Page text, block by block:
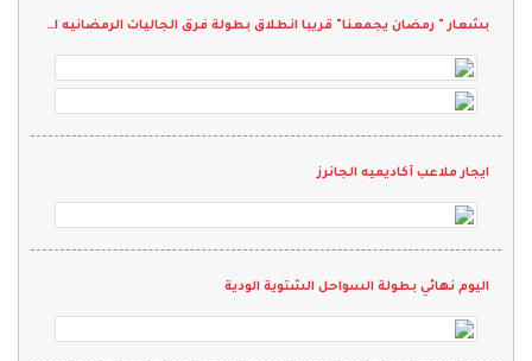
بشعار " رمضان يجمعنا" قريبا انطلاق بطولة فرق الجاليات الرمضانيه الثانيه 2022
ايجار ملاعب أكاديميه الجانرز
اليوم نهائي بطولة السواحل الشتوية الودية